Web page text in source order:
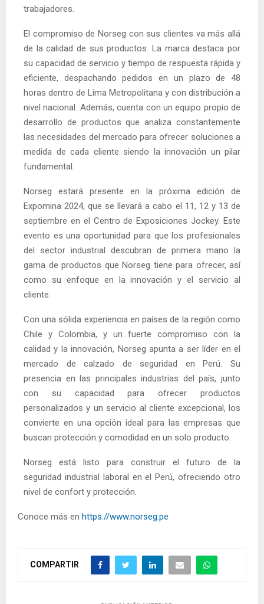
trabajadores.
El compromiso de Norseg con sus clientes va más allá
de la calidad de sus productos. La marca destaca por
su capacidad de servicio y tiempo de respuesta rápida y
eficiente, despachando pedidos en un plazo de 48
horas dentro de Lima Metropolitana y con distribución a
nivel nacional. Además, cuenta con un equipo propio de
desarrollo de productos que analiza constantemente
las necesidades del mercado para ofrecer soluciones a
medida de cada cliente siendo la innovación un pilar
fundamental.
Norseg estará presente en la próxima edición de
Expomina 2024, que se llevará a cabo el 11, 12 y 13 de
septiembre en el Centro de Exposiciones Jockey. Este
evento es una oportunidad para que los profesionales
del sector industrial descubran de primera mano la
gama de productos que Norseg tiene para ofrecer, así
como su enfoque en la innovación y el servicio al
cliente.
Con una sólida experiencia en países de la región como
Chile y Colombia, y un fuerte compromiso con la
calidad y la innovación, Norseg apunta a ser líder en el
mercado de calzado de seguridad en Perú. Su
presencia en las principales industrias del país, junto
con su capacidad para ofrecer productos
personalizados y un servicio al cliente excepcional, los
convierte en una opción ideal para las empresas que
buscan protección y comodidad en un solo producto.
Norseg está listo para construir el futuro de la
seguridad industrial laboral en el Perú, ofreciendo otro
nivel de confort y protección.
Conoce más en https://www.norseg.pe
COMPARTIR